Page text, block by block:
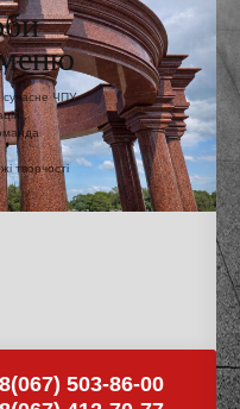
сучасне ЧПУ
,
творчості
503-86-00